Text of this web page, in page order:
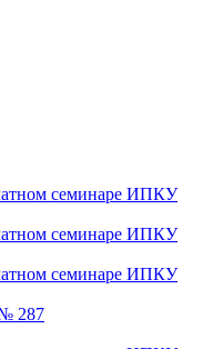
семинаре ИПКУ
семинаре ИПКУ
семинаре ИПКУ
287